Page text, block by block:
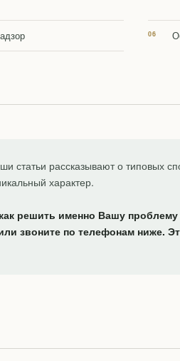
статьи рассказывают о типовых
характер.
как решить именно Вашу
звоните по телефонам ниже.